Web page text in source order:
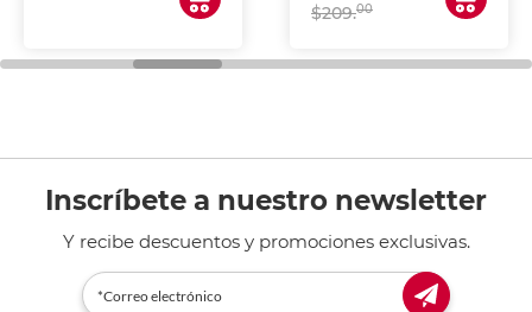
$209.00
Inscríbete a nuestro newsletter
Y recibe descuentos y promociones exclusivas.